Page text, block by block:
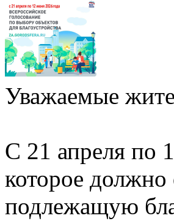
Уважаемые
С 21 апреля по
которое
подлежащую